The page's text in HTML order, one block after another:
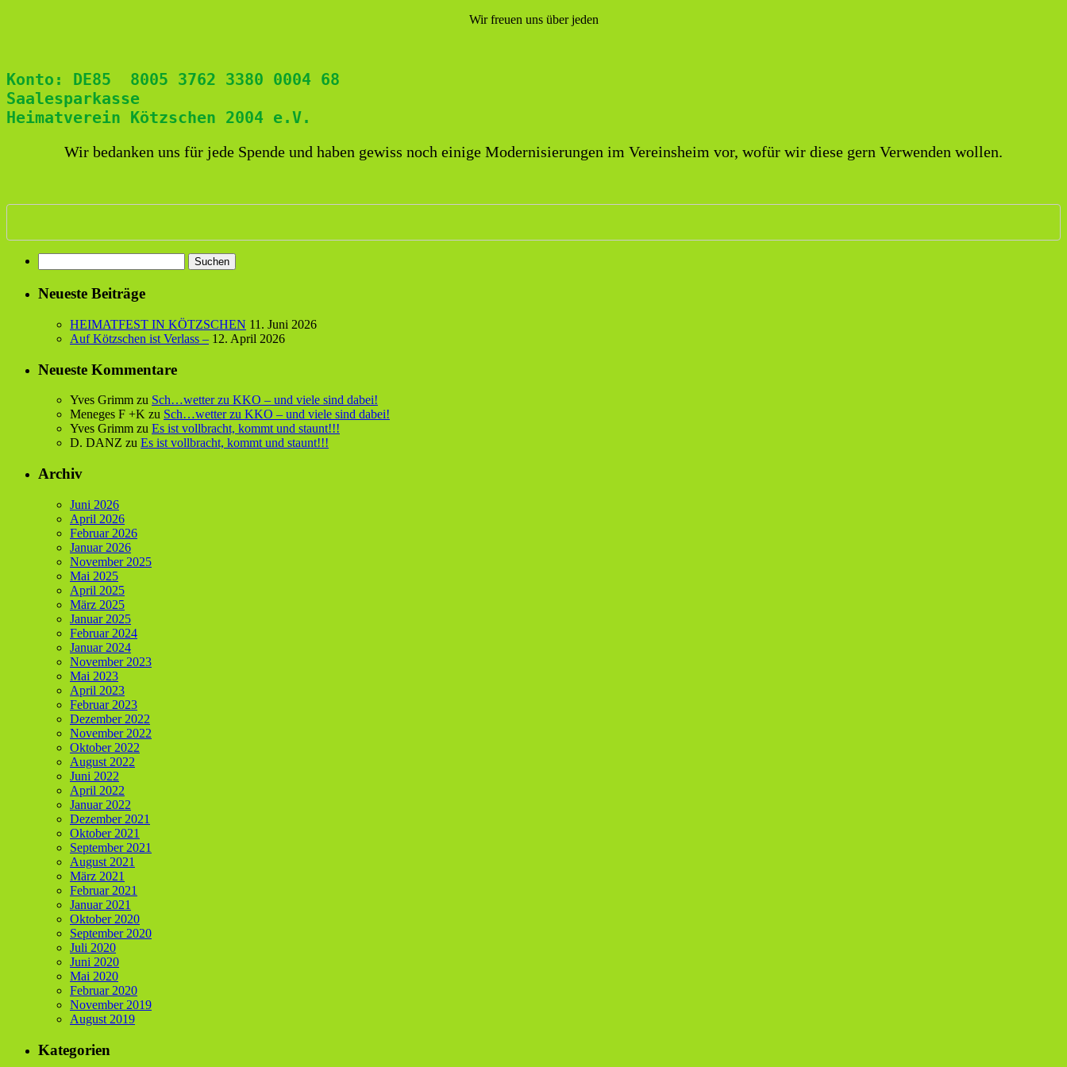
Wir freuen uns über jeden
Konto: DE85  8005 3762 3380 0004 68
Saalesparkasse
Heimatverein Kötzschen 2004 e.V.
Wir bedanken uns für jede Spende und haben gewiss noch einige Modernisierungen im Vereinsheim vor, wofür wir diese gern Verwenden wollen.
nach:
Neueste Beiträge
HEIMATFEST IN KÖTZSCHEN 11. Juni 2026
Auf Kötzschen ist Verlass – 12. April 2026
Neueste Kommentare
Yves Grimm zu Sch…wetter zu KKO – und viele sind dabei!
Meneges F +K zu Sch…wetter zu KKO – und viele sind dabei!
Yves Grimm zu Es ist vollbracht, kommt und staunt!!!
D. DANZ zu Es ist vollbracht, kommt und staunt!!!
Archiv
Juni 2026
April 2026
Februar 2026
Januar 2026
November 2025
Mai 2025
April 2025
März 2025
Januar 2025
Februar 2024
Januar 2024
November 2023
Mai 2023
April 2023
Februar 2023
Dezember 2022
November 2022
Oktober 2022
August 2022
Juni 2022
April 2022
Januar 2022
Dezember 2021
Oktober 2021
September 2021
August 2021
März 2021
Februar 2021
Januar 2021
Oktober 2020
September 2020
Juli 2020
Juni 2020
Mai 2020
Februar 2020
November 2019
August 2019
Kategorien